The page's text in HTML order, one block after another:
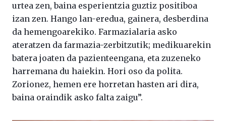
urtea zen, baina esperientzia guztiz positiboa
izan zen. Hango lan-eredua, gainera, desberdina
da hemengoarekiko. Farmazialaria asko
ateratzen da farmazia-zerbitzutik; medikuarekin
batera joaten da pazienteengana, eta zuzeneko
harremana du haiekin. Hori oso da polita.
Zorionez, hemen ere horretan hasten ari dira,
baina oraindik asko falta zaigu”.